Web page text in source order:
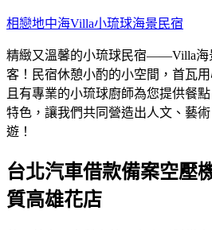
跳
主
要
內
容
相戀地中海Villa小琉球海景民宿
精緻又溫馨的小琉球民宿——Villa海
客！民宿休憩小酌的小空間，首瓦
且有專業的小琉球廚師為您提供餐
特色，讓我們共同營造出人文、藝
遊！
台北汽車借款備案空壓
質高雄花店